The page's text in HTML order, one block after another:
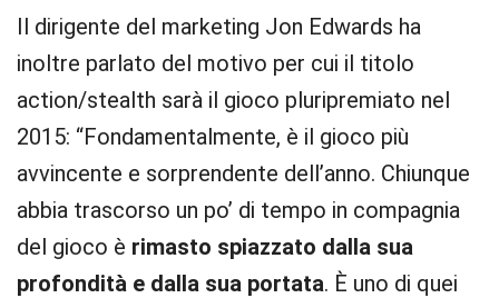
Il dirigente del marketing Jon Edwards ha
inoltre parlato del motivo per cui il titolo
action/stealth sarà il gioco pluripremiato nel
2015: “Fondamentalmente, è il gioco più
avvincente e sorprendente dell’anno. Chiunque
abbia trascorso un po’ di tempo in compagnia
del gioco è rimasto spiazzato dalla sua
profondità e dalla sua portata. È uno di quei